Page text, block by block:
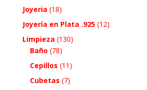
Joyeria (18)
Joyería en Plata .925 (12)
Limpieza (130)
Baño (78)
Cepillos (11)
Cubetas (7)